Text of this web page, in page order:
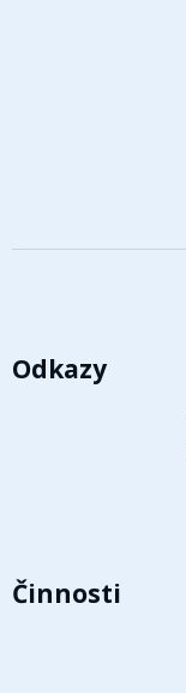
Odkazy
Činnosti